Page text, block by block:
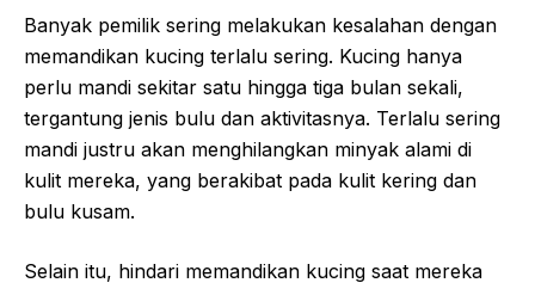
Banyak pemilik sering melakukan kesalahan dengan
memandikan kucing terlalu sering. Kucing hanya
perlu mandi sekitar satu hingga tiga bulan sekali,
tergantung jenis bulu dan aktivitasnya. Terlalu sering
mandi justru akan menghilangkan minyak alami di
kulit mereka, yang berakibat pada kulit kering dan
bulu kusam.
Selain itu, hindari memandikan kucing saat mereka